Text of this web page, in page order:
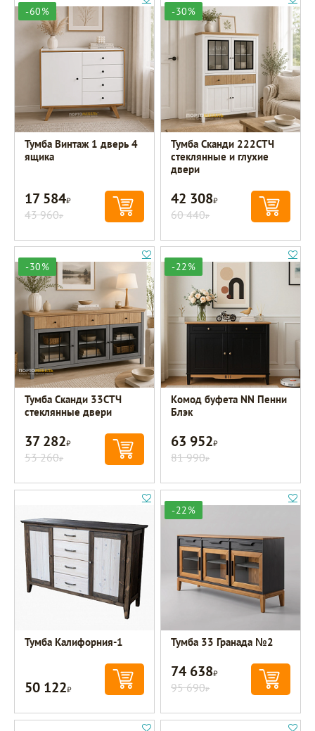
-60%
Тумба Винтаж 1 дверь 4
ящика
17 584Р
43 960Р
-30%
Тумба Сканди 222СТЧ
стеклянные и глухие
двери
42 308Р
60 440Р
-30%
Тумба Сканди 33СТЧ
стеклянные двери
37 282Р
53 260Р
-22%
Комод буфета NN Пенни
Блэк
63 952Р
81 990Р
Тумба Калифорния-1
50 122Р
-22%
Тумба 33 Гранада №2
74 638Р
95 690Р